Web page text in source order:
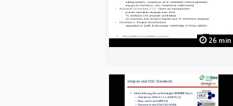
26 min